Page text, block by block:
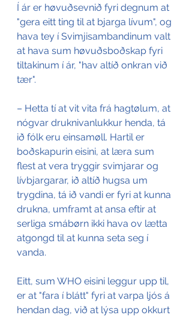
Í ár er høvuðsevnið fyri degnum at
"gera eitt ting til at bjarga lívum", og
hava tey í Svimjisambandinum valt
at hava sum høvuðsboðskap fyri
tiltakinum í ár, "hav altíð onkran við
tær".
– Hetta tí at vit vita frá hagtølum, at
nógvar druknivanlukkur henda, tá
ið fólk eru einsamøll. Hartil er
boðskapurin eisini, at læra sum
flest at vera tryggir svimjarar og
lívbjargarar, ið altíð hugsa um
trygdina, tá ið vandi er fyri at kunna
drukna, umframt at ansa eftir at
serliga smábørn ikki hava ov lætta
atgongd til at kunna seta seg í
vanda.
Eitt, sum WHO eisini leggur upp til,
er at "fara í blátt" fyri at varpa ljós á
hendan dag, við at lýsa upp okkurt